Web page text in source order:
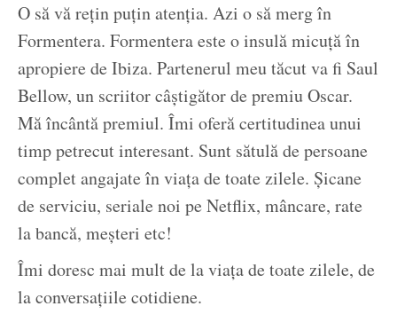
O să vă rețin puțin atenția. Azi o să merg în
Formentera. Formentera este o insulă micuță în
apropiere de Ibiza. Partenerul meu tăcut va fi Saul
Bellow, un scriitor câștigător de premiu Oscar.
Mă încântă premiul. Îmi oferă certitudinea unui
timp petrecut interesant. Sunt sătulă de persoane
complet angajate în viața de toate zilele. Șicane
de serviciu, seriale noi pe Netflix, mâncare, rate
la bancă, meșteri etc!
Îmi doresc mai mult de la viața de toate zilele, de
la conversațiile cotidiene.